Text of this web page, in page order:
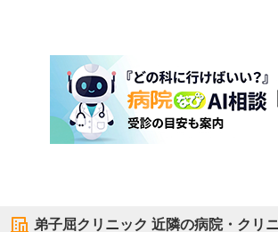
弟子屈クリニック 近隣の病院・クリ